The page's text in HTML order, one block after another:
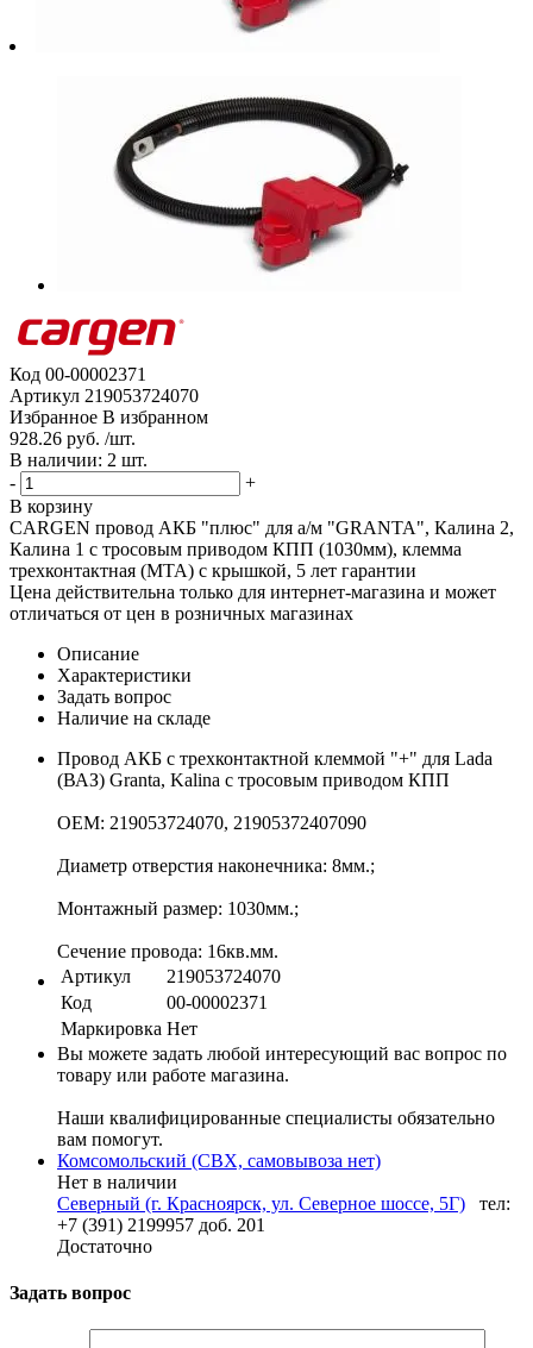
Код 00-00002371
Артикул 219053724070
Избранное В избранном
928.26 руб. /шт.
В наличии: 2 шт.
-
+
В корзину
CARGEN провод АКБ "плюс" для а/м "GRANTA", Калина 2,
Калина 1 с тросовым приводом КПП (1030мм), клемма
трехконтактная (МТА) с крышкой, 5 лет гарантии
Цена действительна только для интернет-магазина и может
отличаться от цен в розничных магазинах
Описание
Характеристики
Задать вопрос
Наличие на складе
Провод АКБ с трехконтактной клеммой "+" для Lada
(ВАЗ) Granta, Kalina с тросовым приводом КПП
OEM: 219053724070, 21905372407090
Диаметр отверстия наконечника: 8мм.;
Монтажный размер: 1030мм.;
Сечение провода: 16кв.мм.
Артикул
219053724070
Код
00-00002371
Маркировка Нет
Вы можете задать любой интересующий вас вопрос по
товару или работе магазина.
Наши квалифицированные специалисты обязательно
вам помогут.
Комсомольский (СВХ, самовывоза нет)
Нет в наличии
Северный (г. Красноярск, ул. Северное шоссе, 5Г)
тел:
+7 (391) 2199957 доб. 201
Достаточно
Задать вопрос